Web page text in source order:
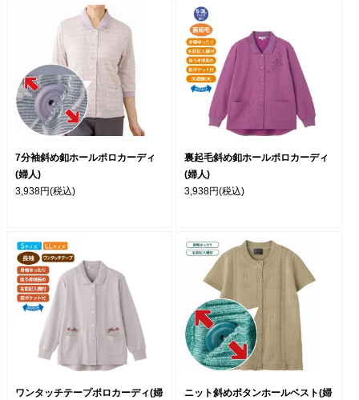
7分袖斜め釦ホールポロカーディ
(婦人)
3,938円(税込)
裏起毛斜め釦ホールポロカーディ
(婦人)
3,938円(税込)
ワンタッチテープポロカーディ(婦
ニット斜めボタンホールベスト(婦